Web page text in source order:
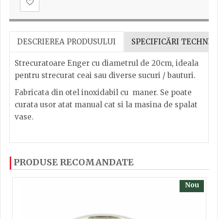
DESCRIEREA PRODUSULUI SPECIFICĂRI
Strecuratoare Enger cu diametrul de 20cm, ideala
pentru strecurat ceai sau diverse sucuri / bauturi.
Fabricata din otel inoxidabil cu maner. Se poate
curata usor atat manual cat si la masina de spalat
vase.
cu ajutorul steluțelor, și scrieți părerea dvs. Pentru
a putea să scrieți părerea trebuie să fiți înregistrat.
PRODUSE RECOMANDATE
Nou